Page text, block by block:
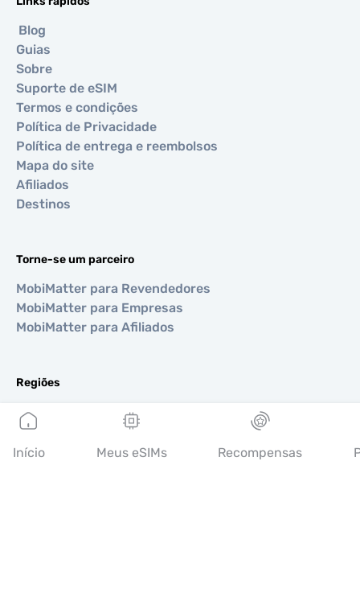
Blog
Guias
Sobre
Suporte de eSIM
Termos e condições
Política de Privacidade
Política de entrega e reembolsos
Mapa do site
Afiliados
Destinos
Torne-se um parceiro
MobiMatter para Revendedores
MobiMatter para Empresas
MobiMatter para Afiliados
Regiões
eSIM para Europa
eSIM para Ásia
eSIM para Américas
Início Meus eSIMs Recompensas